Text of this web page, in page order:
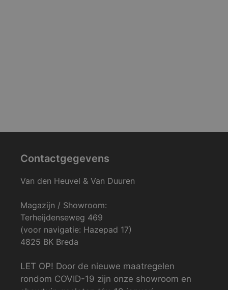
Contactgegevens
Van den Heuvel & Van Duuren
Magazijn / Showroom:
Terheijdenseweg 469
(voor navigatie: Hazepad 17)
4825 BK Breda
LET OP! Door de nieuwe maatregelen
rondom COVID-19 zijn onze showroom en